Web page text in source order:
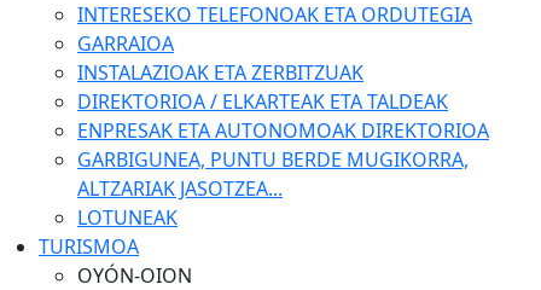
INTERESEKO TELEFONOAK ETA ORDUTEGIA
GARRAIOA
INSTALAZIOAK ETA ZERBITZUAK
DIREKTORIOA / ELKARTEAK ETA TALDEAK
ENPRESAK ETA AUTONOMOAK DIREKTORIOA
GARBIGUNEA, PUNTU BERDE MUGIKORRA,
ALTZARIAK JASOTZEA...
LOTUNEAK
TURISMOA
OYÓN-OION